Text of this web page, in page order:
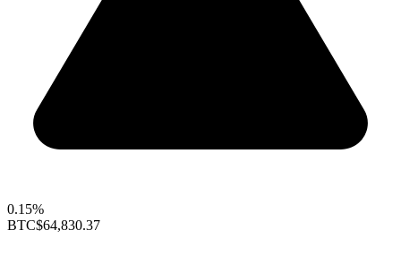
0.15%
BTC$64,830.37